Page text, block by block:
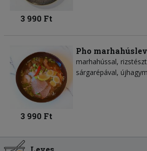
3 990 Ft
Pho
marhahússal,
sárgarépával,
3 990 Ft